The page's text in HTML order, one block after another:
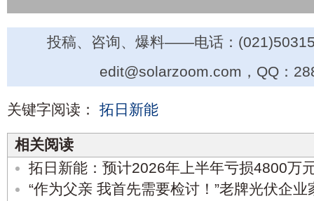
投稿、咨询、爆料——电话：
edit@solarzoom.com，QQ：
关键字阅读： 拓日新能
相关阅读
拓日新能：预计2026年上半年亏损4800万
“作为父亲 我首先需要检讨！”老牌光伏企